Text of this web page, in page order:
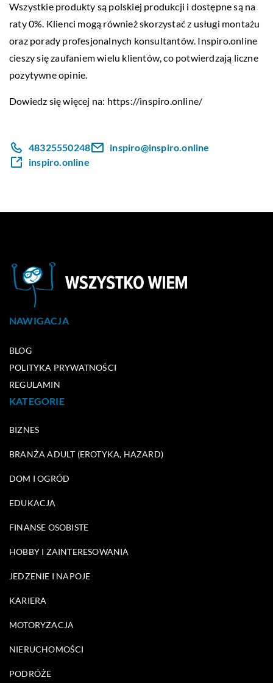
Wszystkie produkty są polskiej produkcji i dostępne są na
raty 0%. Klienci mogą również skorzystać z usługi montażu
oraz porady profesjonalnych konsultantów. Inspiro.online
cieszy się zaufaniem wielu klientów, co potwierdzają liczne
pozytywne opinie.
Dowiedz się więcej na: https://inspiro.online/
48325550248
inspiro@inspiro.online
inspiro.online
NAWIGACJA
BLOG
POLITYKA PRYWATNOŚCI
REGULAMIN
KATEGORIE
BIZNES
BRANŻA ADULT (EROTYKA, HAZARD)
DOM I OGRÓD
EDUKACJA
FINANSE OSOBISTE
HOBBY I ZAINTERESOWANIA
JEDZENIE I NAPOJE
KARIERA
MOTORYZACJA
NIERUCHOMOŚCI
PODRÓŻE